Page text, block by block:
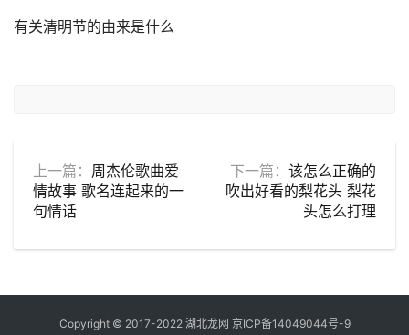
有关清明节的由来是什么
上一篇： 周杰伦歌曲爱
情故事 歌名连起来的一
句情话
下一篇： 该怎么正确的
吹出好看的梨花头 梨花
头怎么打理
Copyright © 2017-2022 湖北龙网 京ICP备14049044号-9